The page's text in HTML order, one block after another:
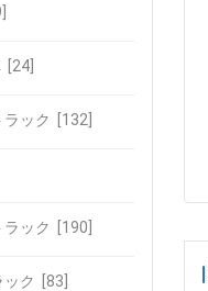
[24]
ック [132]
ック [190]
ク [83]